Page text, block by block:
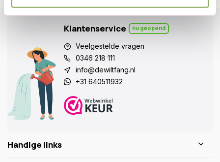
Klantenservice nu geopend
Veelgestelde vragen
0346 218 111
info@dewiltfang.nl
+31 640511932
Handige links